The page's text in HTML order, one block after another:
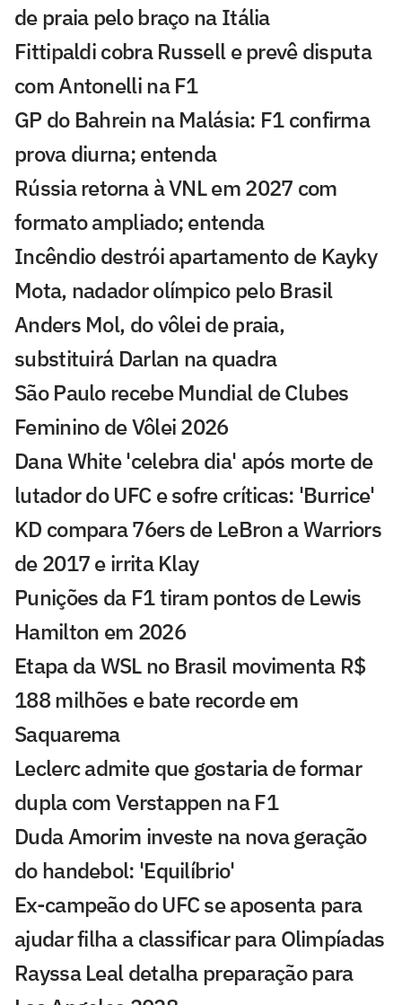
de praia pelo braço na Itália
Fittipaldi cobra Russell e prevê disputa
com Antonelli na F1
GP do Bahrein na Malásia: F1 confirma
prova diurna; entenda
Rússia retorna à VNL em 2027 com
formato ampliado; entenda
Incêndio destrói apartamento de Kayky
Mota, nadador olímpico pelo Brasil
Anders Mol, do vôlei de praia,
substituirá Darlan na quadra
São Paulo recebe Mundial de Clubes
Feminino de Vôlei 2026
Dana White 'celebra dia' após morte de
lutador do UFC e sofre críticas: 'Burrice'
KD compara 76ers de LeBron a Warriors
de 2017 e irrita Klay
Punições da F1 tiram pontos de Lewis
Hamilton em 2026
Etapa da WSL no Brasil movimenta R$
188 milhões e bate recorde em
Saquarema
Leclerc admite que gostaria de formar
dupla com Verstappen na F1
Duda Amorim investe na nova geração
do handebol: 'Equilíbrio'
Ex-campeão do UFC se aposenta para
ajudar filha a classificar para Olimpíadas
Rayssa Leal detalha preparação para